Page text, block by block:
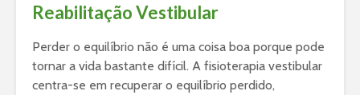
Reabilitação Vestibular
Perder o equilíbrio não é uma coisa boa porque pode
tornar a vida bastante difícil. A fisioterapia vestibular
centra-se em recuperar o equilíbrio perdido,